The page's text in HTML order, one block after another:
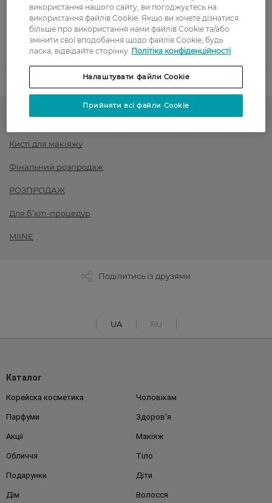
Післяоплата
Показати більше
Кисті для макіяжу
Фінальний розпродаж
РОЗПРОДАЖ
Для б’юті-процедур
MIINE
Поділитись із друзями
UA RU
Каталог
Корейска косметика Чоловікам
Парфуми Здоров'я
Акції Макіяж
Обличчя Тіло
Подарунки Діти
Дім Волосся
використання нашого сайту, ви погоджуєтесь на
використання файлів Cookie. Якщо ви хочете дізнатися
більше про використання нами файлів Cookie та/або
змінити свої вподобання щодо файлів Cookie, будь
ласка, відвідайте сторінку Політіка конфіденційності
Налаштувати файли Cookie
Прийняти всі файли Cookie